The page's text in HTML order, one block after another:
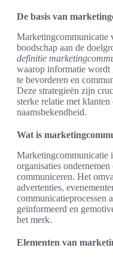
De basis van
Marketingcommunicatie
boodschap aan de
definitie
waarop informatie wordt
te bevorderen en
Deze strategieën zijn
sterke relatie met
naamsbekendheid.
Wat is
Marketingcommunicatie
organisaties
communiceren. Het
advertenties,
communicatieprocessen
geïnformeerd en
het merk.
Elementen van